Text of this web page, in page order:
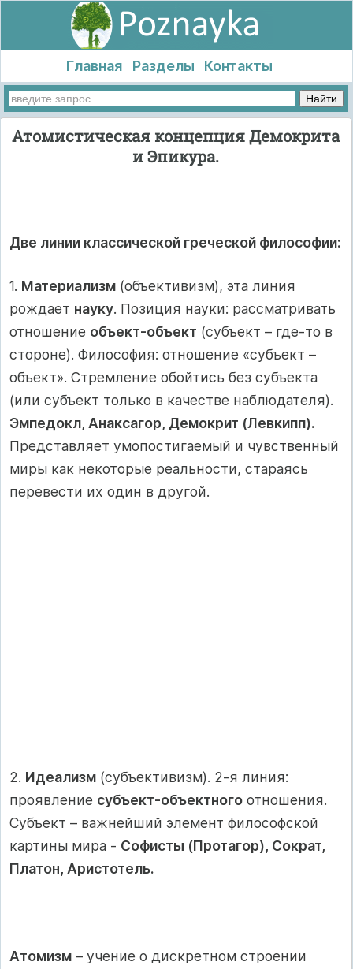
Главная Разделы Контакты
Атомистическая концепция Демокрита
и Эпикура.
Две линии классической греческой философии:
1. Материализм (объективизм), эта линия
рождает науку. Позиция науки: рассматривать
отношение объект-объект (субъект – где-то в
стороне). Философия: отношение «субъект –
объект». Стремление обойтись без субъекта
(или субъект только в качестве наблюдателя).
Эмпедокл, Анаксагор, Демокрит (Левкипп).
Представляет умопостигаемый и чувственный
миры как некоторые реальности, стараясь
перевести их один в другой.
2. Идеализм (субъективизм). 2-я линия:
проявление субъект-объектного отношения.
Субъект – важнейший элемент философской
картины мира - Софисты (Протагор), Сократ,
Платон, Аристотель.
Атомизм – учение о дискретном строении